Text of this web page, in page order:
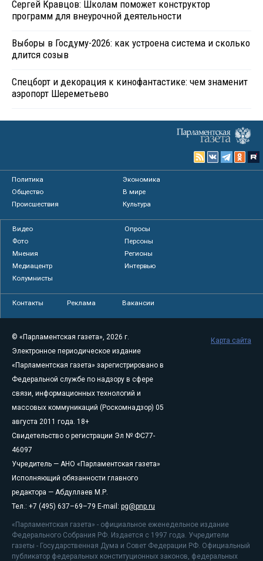
Сергей Кравцов: Школам поможет конструктор
программ для внеурочной деятельности
Выборы в Госдуму-2026: как устроена система и сколько
длится созыв
Спецборт и декорация к кинофантастике: чем знаменит
аэропорт Шереметьево
Политика
Экономика
Общество
В мире
Происшествия
Культура
Видео
Опросы
Фото
Персоны
Мнения
Регионы
Медиацентр
Интервью
Колумнисты
Контакты Реклама Вакансии
© «Парламентская газета», 2026 г.
Электронное периодическое издание
«Парламентская газета» зарегистрировано в
Федеральной службе по надзору в сфере
связи, информационных технологий и
массовых коммуникаций (Роскомнадзор) 05
августа 2011 года. 18+
Свидетельство о регистрации Эл № ФС77-
46097
Учредитель — АНО «Парламентская газета»
Исполняющий обязанности главного
редактора — Абдуллаев М.Р.
Тел.: +7 (495) 637–69–79 E-mail: pg@pnp.ru
«Парламентская газета» - официальное еженедельное издание
Федерального Собрания РФ. Издается с 1997 года. Учредители
газеты - Государственная Дума и Совет Федерации РФ. Официальный
публикатор федеральных конституционных законов, федеральных
Карта сайта